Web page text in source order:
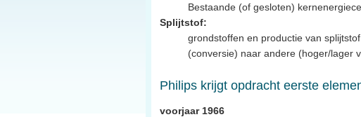
Bestaande (of gesloten)
Splijtstof:
grondstoffen en productie van
(conversie) naar andere (hoger/lager
Philips krijgt opdracht eerste
voorjaar 1966